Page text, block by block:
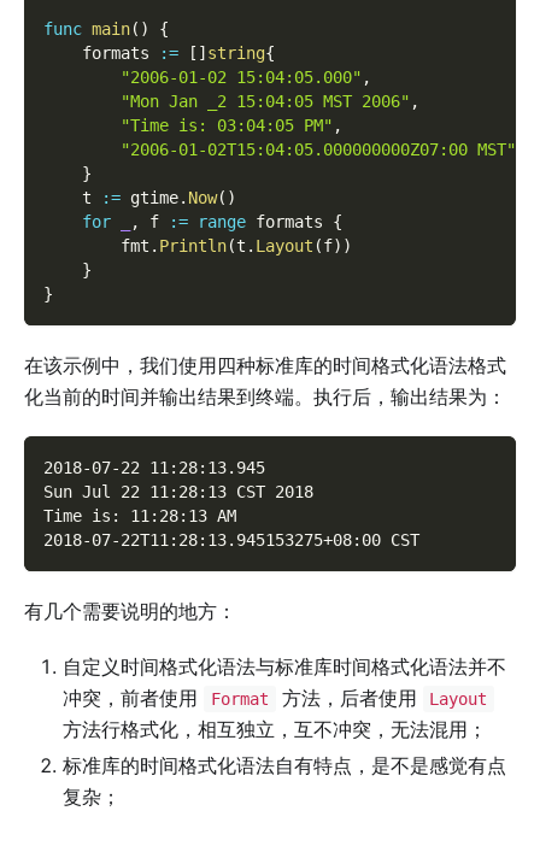
func main( )
{
    formats
:= [ ]string{
"2006-01-02 15:04:05.000" ,
"Mon Jan _2 15:04:05 MST 2006" ,
"Time is: 03:04:05 PM" ,
"2006-01-02T15:04:05.000000000Z07:00 MST"
}
    t
:= gtime. Now( )
for
, f := range formats {
        fmt
. Println(t . Layout (f) )
}
}
在该示例中，我们使用四种标准库的时间格式化语法格式
化当前的时间并输出结果到终端。执行后，输出结果为：
2018-07-22 11:28:13.945
Sun Jul 22 11:28:13 CST 2018
Time is: 11:28:13 AM
2018-07-22T11:28:13.945153275+08:00 CST
有几个需要说明的地方：
自定义时间格式化语法与标准库时间格式化语法并不
冲突，前者使用
Format 方法，后者使用 Layout
方法行格式化，相互独立，互不冲突，无法混用；
标准库的时间格式化语法自有特点，是不是感觉有点
复杂；